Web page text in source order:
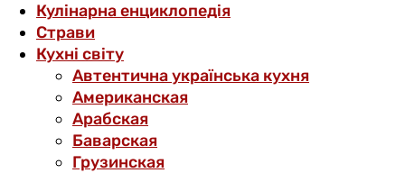
Кулінарна енциклопедія
Страви
Кухні світу
Автентична українська кухня
Американская
Арабская
Баварская
Грузинская